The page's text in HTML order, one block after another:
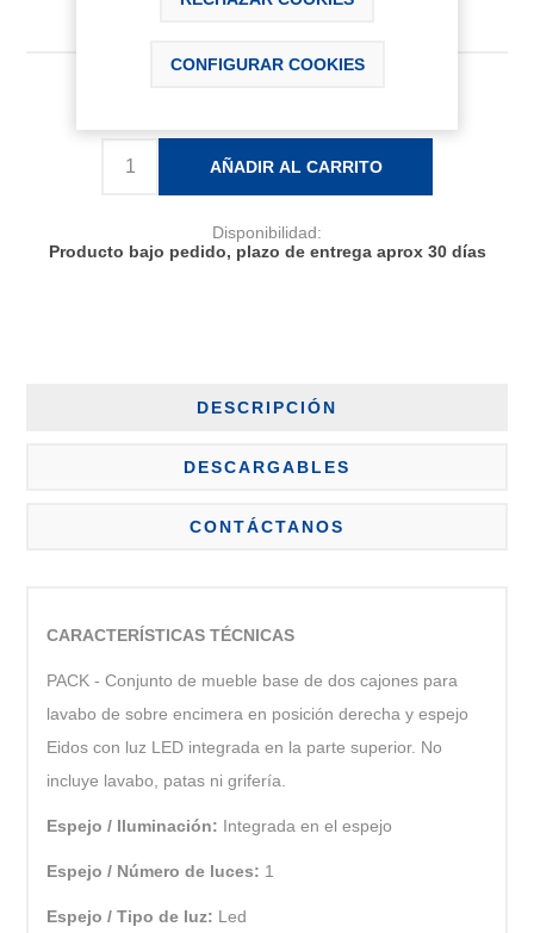
AÑADIR AL CARRITO
Disponibilidad:
Producto bajo pedido, plazo de entrega aprox 30 días
DESCRIPCIÓN
DESCARGABLES
CONTÁCTANOS
CARACTERÍSTICAS TÉCNICAS
PACK - Conjunto de mueble base de dos cajones para
lavabo de sobre encimera en posición derecha y espejo
Eidos con luz LED integrada en la parte superior. No
incluye lavabo, patas ni grifería.
Espejo / Iluminación: Integrada en el espejo
Espejo / Número de luces: 1
Espejo / Tipo de luz: Led
CONFIGURAR COOKIES